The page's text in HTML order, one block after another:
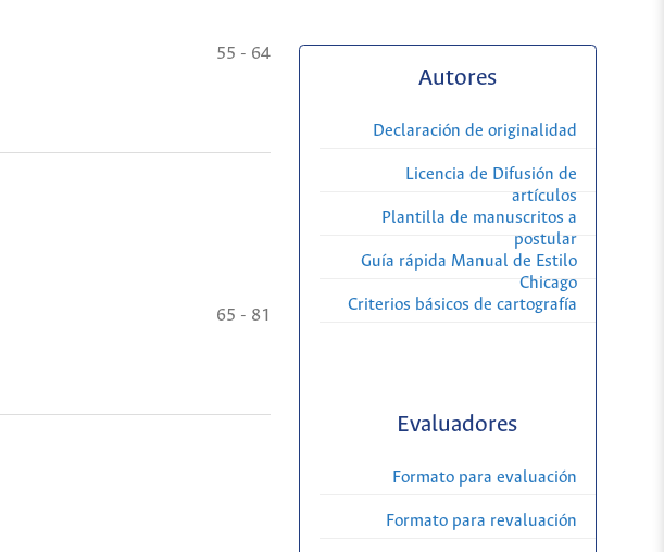
55 - 64
65 - 81
Autores
Declaración de originalidad
Licencia de Difusión de
artículos
Plantilla de manuscritos a
postular
Guía rápida Manual de Estilo
Chicago
Criterios básicos de cartografía
Evaluadores
Formato para evaluación
Formato para revaluación